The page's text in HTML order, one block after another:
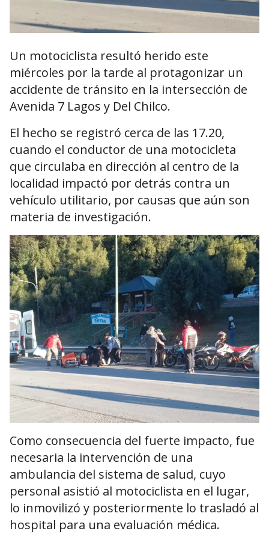
Un motociclista resultó herido este
miércoles por la tarde al protagonizar un
accidente de tránsito en la intersección de
Avenida 7 Lagos y Del Chilco.
El hecho se registró cerca de las 17.20,
cuando el conductor de una motocicleta
que circulaba en dirección al centro de la
localidad impactó por detrás contra un
vehículo utilitario, por causas que aún son
materia de investigación.
Como consecuencia del fuerte impacto, fue
necesaria la intervención de una
ambulancia del sistema de salud, cuyo
personal asistió al motociclista en el lugar,
lo inmovilizó y posteriormente lo trasladó al
hospital para una evaluación médica.